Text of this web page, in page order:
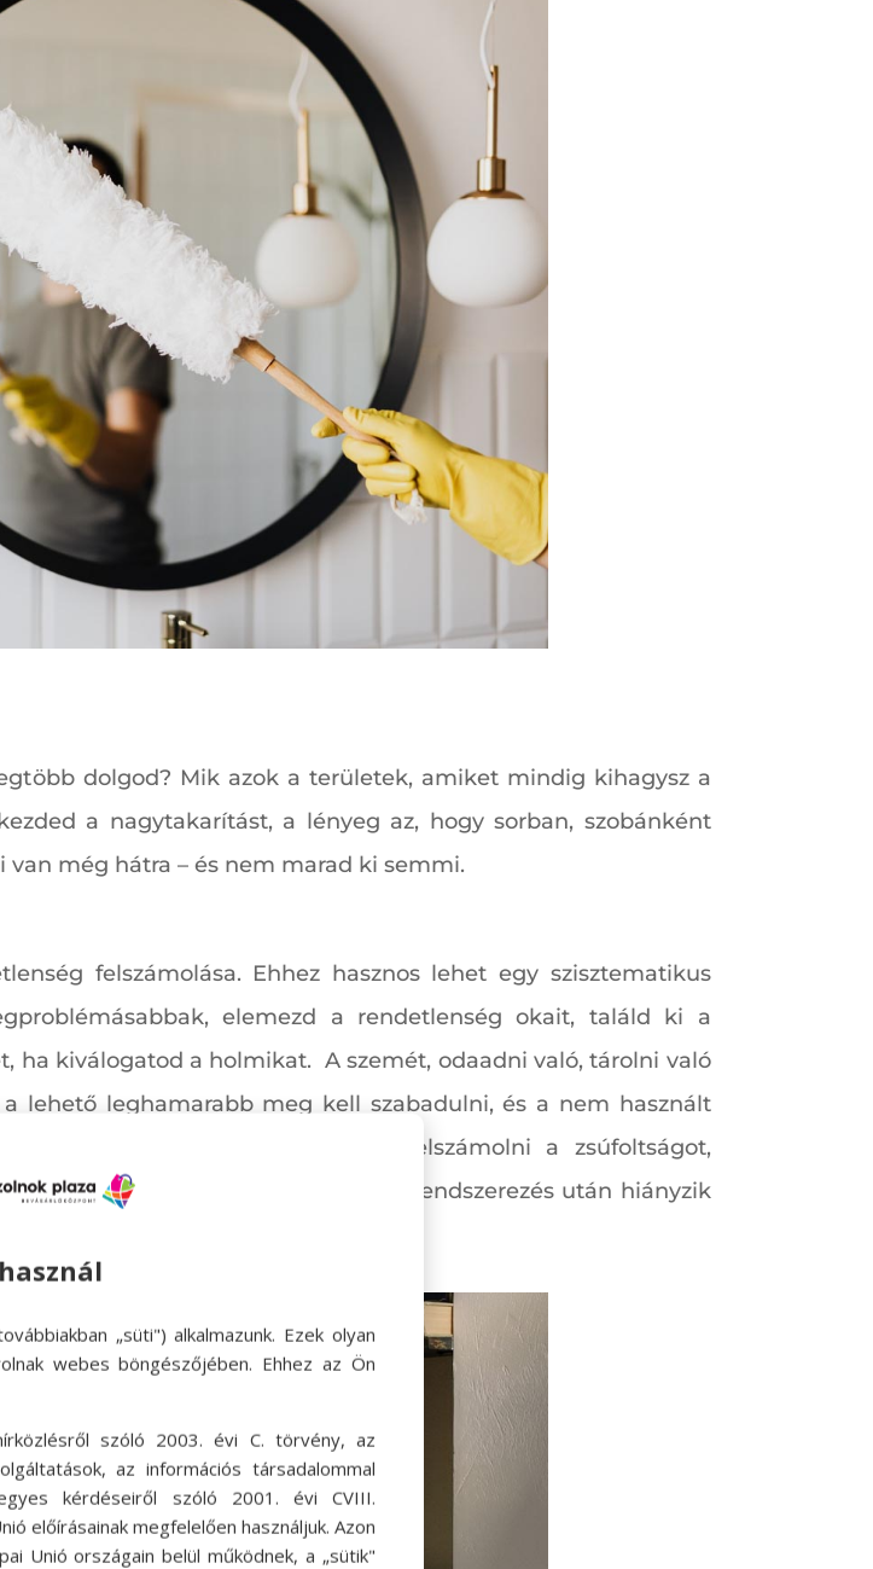
dolgod? Mik azok a területek, amiket mindig kihagysz a
a nagytakarítást, a lényeg az, hogy sorban, szobánként
még hátra – és nem marad ki semmi.
felszámolása. Ehhez hasznos lehet egy szisztematikus
elemezd a rendetlenség okait, találd ki a
ha kiválogatod a holmikat. A szemét, odaadni való, tárolni való
lehető leghamarabb meg kell szabadulni, és a nem használt
tett is nagy mértékben segít felszámolni a zsúfoltságot,
pótolhatod, ha úgy érzed, most a rendszerezés után hiányzik
„süti") alkalmazunk. Ezek olyan
webes böngészőjében. Ehhez az Ön
szóló 2003. évi C. törvény, az
az információs társadalommal
kérdéseiről szóló 2001. évi CVIII.
előírásainak megfelelően használjuk. Azon
Unió országain belül működnek, a „sütik"